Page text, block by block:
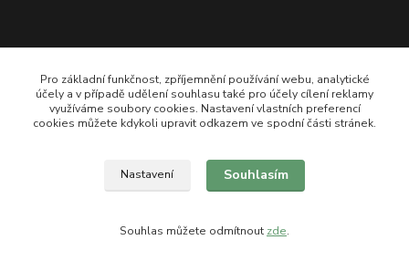
zeli-kn@seznam.cz
Pro základní funkčnost, zpříjemnění používání webu, analytické
účely a v případě udělení souhlasu také pro účely cílení reklamy
využíváme soubory cookies. Nastavení vlastních preferencí
cookies můžete kdykoli upravit odkazem ve spodní části stránek.
Nastavení Souhlasím
Souhlas můžete odmítnout zde.